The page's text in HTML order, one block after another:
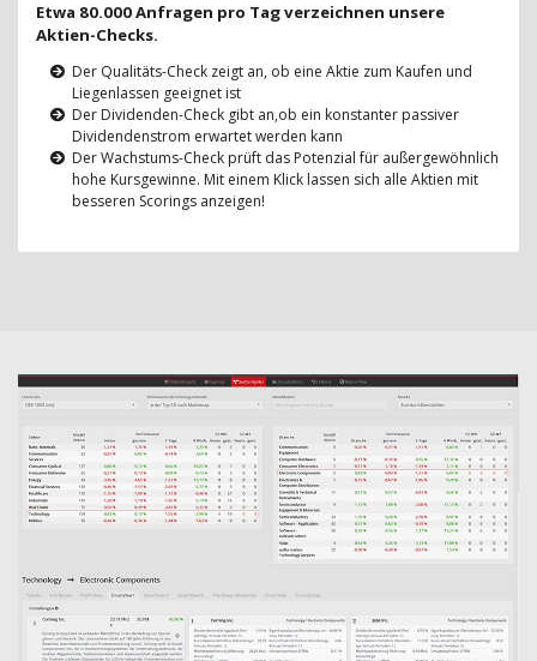
Etwa 80.000 Anfragen pro Tag verzeichnen unsere
Aktien-Checks.
Der Qualitäts-Check zeigt an, ob eine Aktie zum Kaufen und
Liegenlassen geeignet ist
Der Dividenden-Check gibt an,ob ein konstanter passiver
Dividendenstrom erwartet werden kann
Der Wachstums-Check prüft das Potenzial für außergewöhnlich
hohe Kursgewinne. Mit einem Klick lassen sich alle Aktien mit
besseren Scorings anzeigen!